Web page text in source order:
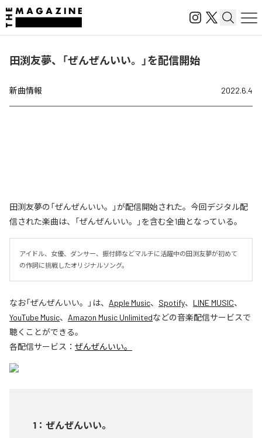
田渕友夢、「ぜんぜんいい。」を配信開始
新曲情報 2022.6.4
田渕友夢の「ぜんぜんいい。」が配信開始された。今回デジタル配
信された楽曲は、「ぜんぜんいい。」を含む全1曲となっている。
アイドル、女優、ダンサー、振付師などマルチに活躍中の田渕友夢が初めて
の作詞に挑戦したオリジナルソング。
なお「ぜんぜんいい。 」は、 Apple Music、 Spotify、 LINE MUSIC、
YouTube Music、 Amazon Music Unlimitedなどの音楽配信サービスで
聴くことができる。
各配信サービス： ぜんぜんいい。
1 ： ぜんぜんいい。